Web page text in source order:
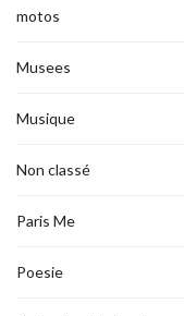
motos
Musees
Musique
Non classé
Paris Me
Poesie